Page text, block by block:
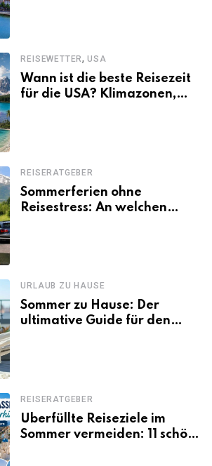
REISEWETTER,USA
Wann ist die beste Reisezeit
für die USA? Klimazonen,
REISERATGEBER
Sommerferien ohne
Reisestress: An welchen
URLAUB ZU HAUSE
Sommer zu Hause: Der
ultimative Guide für den
REISERATGEBER
Überfüllte Reiseziele im
Sommer vermeiden: 11 schöne